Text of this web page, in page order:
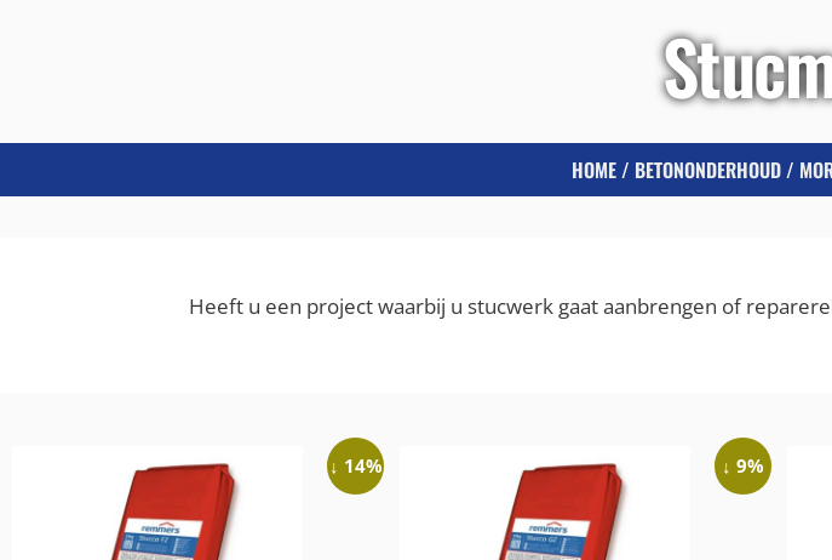
HOME/ BETONONDERHOUD/
Heeft u een project waarbij u stucwerk gaat aanbrengen of
↓ 14% ↓ 9%